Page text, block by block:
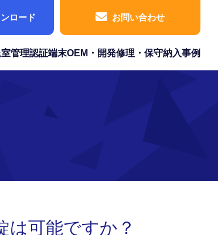
ロード お問い合わせ
室管理認証端末OEM・開発修理・保守納入事例
は可能ですか？